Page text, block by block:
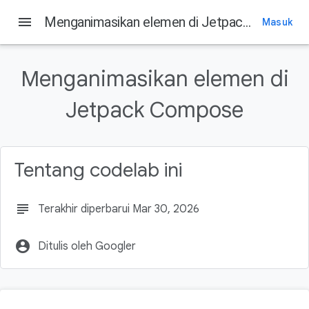
1. Pengantar
Yang akan Anda pelajari
Yang Anda butuhkan
menu Menganimasikan elemen di Jetpack Compose Masuk
Menganimasikan elemen di
Jetpack Compose
Tentang codelab ini
subject Terakhir diperbarui Mar 30, 2026
account_circle Ditulis oleh Googler